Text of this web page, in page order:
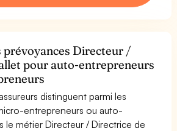
prévoyances Directeur /
pour auto-entrepreneurs
distinguent parmi les
entrepreneurs ou auto-
le métier Directeur / Directrice de